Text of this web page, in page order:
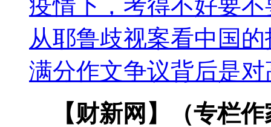
疫情下，考得不好要
从耶鲁歧视案看中国
满分作文争议背后是
【财新网】（专栏